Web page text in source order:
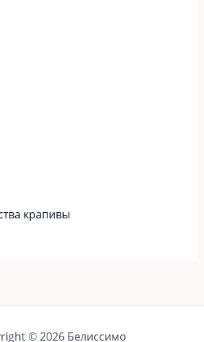
крапивы
© 2026 Белиссимо